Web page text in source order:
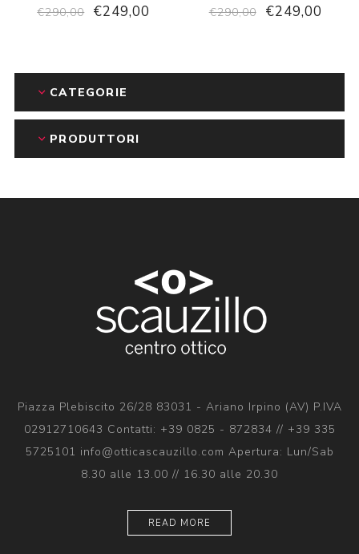
€290,00
€249,00
€290,00
€249,00
CATEGORIE
PRODUTTORI
Piazza Plebiscito 26/28 83031 - Ariano Irpino (AV) P.IVA
02912710643 Contatti: +39 0825 - 872834 // +39 335
5725101 info@otticascauzillo.com Apertura: Lun/Sab
8.30 alle 13.00 // 16.30 alle 20.30
READ MORE